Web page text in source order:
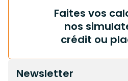
Faites vos
nos
crédit ou
Newsletter